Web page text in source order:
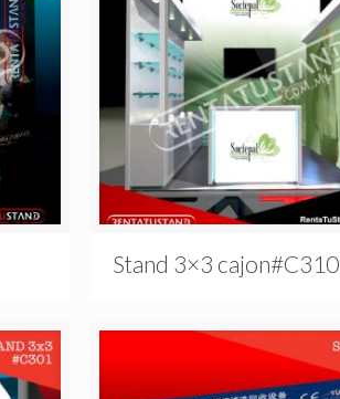
Stand 3×3 cajon#C310